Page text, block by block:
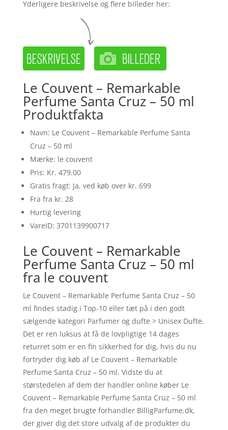
Yderligere beskrivelse og flere billeder her:
Le Couvent – Remarkable
Perfume Santa Cruz – 50 ml
Produktfakta
Navn: Le Couvent – Remarkable Perfume Santa
Cruz – 50 ml
Mærke: le couvent
Pris: Kr. 479.00
Gratis fragt: Ja, ved køb over kr. 699
Fra fra kr. 28
Hurtig levering
VareID: 3701139900717
Le Couvent – Remarkable
Perfume Santa Cruz – 50 ml
fra le couvent
Le Couvent – Remarkable Perfume Santa Cruz – 50
ml findes stadig i Top-10 eller tæt på i den godt
sælgende kategori Parfumer og dufte > Unisex Dufte.
Det er ren luksus at få de lovpligtige 14 dages
returret som er en fin sikkerhed for dig, hvis du nu
fortryder dig køb af Le Couvent – Remarkable
Perfume Santa Cruz – 50 ml. Vidste du at
størstedelen af dem der handler online køber Le
Couvent – Remarkable Perfume Santa Cruz – 50 ml
fra den meget brugte forhandler BilligParfume.dk,
der giver dig det store udvalg af de produkter du